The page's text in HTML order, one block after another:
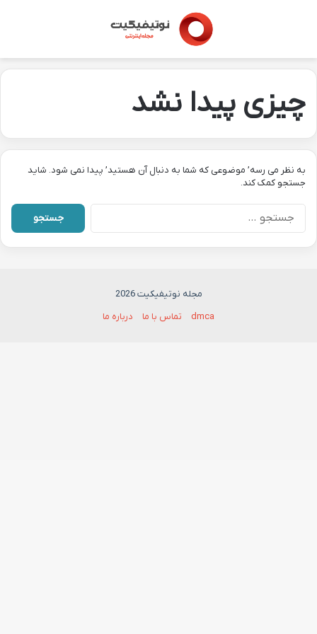
چیزی پیدا نشد
به نظر می رسه’ موضوعی که شما به دنبال آن هستید’ پیدا نمی شود. شاید
جستجو کمک کند.
جستجو
برای:
مجله نوتیفیکیت 2026
dmca
تماس با ما درباره ما